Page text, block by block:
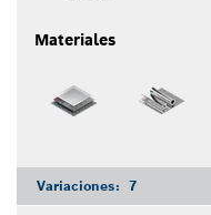
Materiales
Variaciones: 7